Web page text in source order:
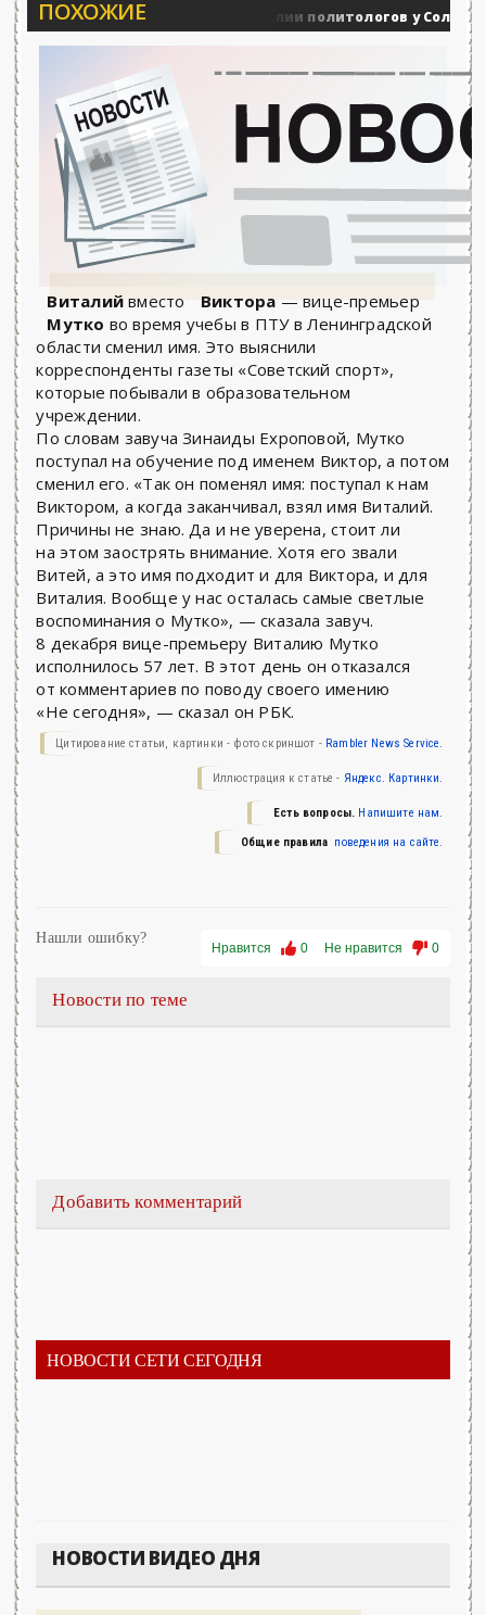
ПОХОЖИЕ
Военные действия Вечерние баталии политологов у Соловьёва
Виталий вместо Виктора — вице-премьер
Мутко во время учебы в ПТУ в Ленинградской
области сменил имя. Это выяснили
корреспонденты газеты «Советский спорт»,
которые побывали в образовательном
учреждении.
По словам завуча Зинаиды Ехроповой, Мутко
поступал на обучение под именем Виктор, а потом
сменил его. «Так он поменял имя: поступал к нам
Виктором, а когда заканчивал, взял имя Виталий.
Причины не знаю. Да и не уверена, стоит ли
на этом заострять внимание. Хотя его звали
Витей, а это имя подходит и для Виктора, и для
Виталия. Вообще у нас осталась самые светлые
воспоминания о Мутко», — сказала завуч.
8 декабря вице-премьеру Виталию Мутко
исполнилось 57 лет. В этот день он отказался
от комментариев по поводу своего имению
«Не сегодня», — сказал он РБК.
Цитирование статьи, картинки - фото скриншот - Rambler News Service.
Иллюстрация к статье - Яндекс. Картинки.
Есть вопросы. Напишите нам.
Общие правила поведения на сайте.
Нравится 0 Не нравится 0
Нашли ошибку?
Новости по теме
Добавить комментарий
НОВОСТИ СЕТИ СЕГОДНЯ
НОВОСТИ ВИДЕО ДНЯ